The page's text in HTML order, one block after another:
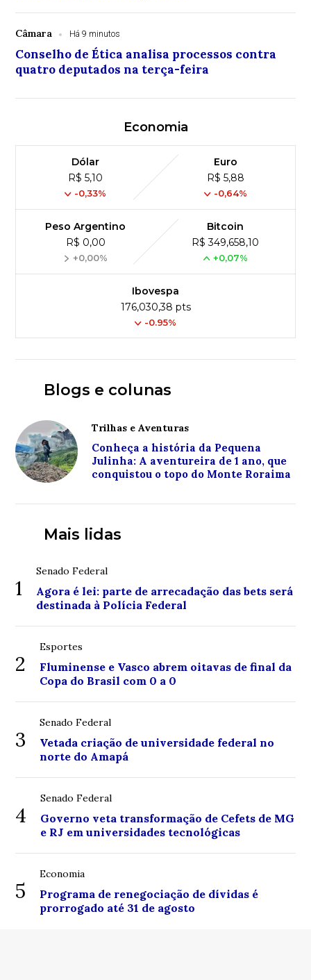
Câmara Há 9 minutos
Conselho de Ética analisa processos contra
quatro deputados na terça-feira
Economia
Dólar
R$ 5,10
-0,33%
Euro
R$ 5,88
-0,64%
Peso Argentino
R$ 0,00
+0,00%
Bitcoin
R$ 349,658,10
+0,07%
Ibovespa
176,030,38 pts
-0.95%
Blogs e colunas
Trilhas e Aventuras
Conheça a história da Pequena
Julinha: A aventureira de 1 ano, que
conquistou o topo do Monte Roraima
Mais lidas
1
Senado Federal
Agora é lei: parte de arrecadação das bets será
destinada à Polícia Federal
2
Esportes
Fluminense e Vasco abrem oitavas de final da
Copa do Brasil com 0 a 0
3
Senado Federal
Vetada criação de universidade federal no
norte do Amapá
4
Senado Federal
Governo veta transformação de Cefets de MG
e RJ em universidades tecnológicas
5
Economia
Programa de renegociação de dívidas é
prorrogado até 31 de agosto